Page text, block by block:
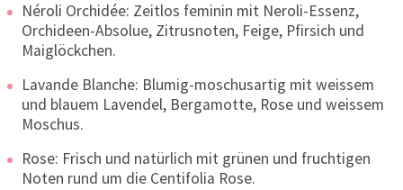
Néroli Orchidée: Zeitlos feminin mit Neroli-Essenz,
Orchideen-Absolue, Zitrusnoten, Feige, Pfirsich und
Maiglöckchen.
Lavande Blanche: Blumig-moschusartig mit weissem
und blauem Lavendel, Bergamotte, Rose und weissem
Moschus.
Rose: Frisch und natürlich mit grünen und fruchtigen
Noten rund um die Centifolia Rose.